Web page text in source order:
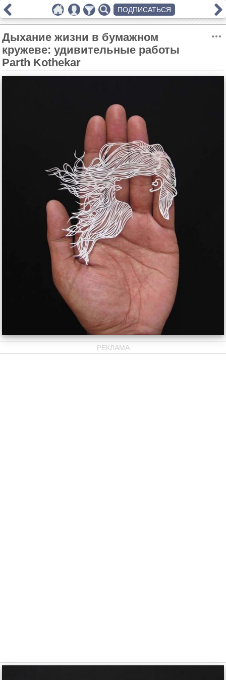
Дыхание жизни в бумажном
кружеве: удивительные работы
Parth Kothekar
РЕКЛАМА
ПОДПИСАТЬСЯ